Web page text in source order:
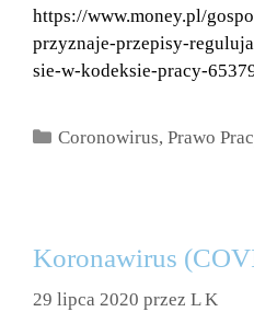
https://www.money.pl/
przyznaje-przepisy-
sie-w-kodeksie-pracy-
Kategorie
Coronowirus,Prawo
Koronawirus
29 lipca 2020 przez L K